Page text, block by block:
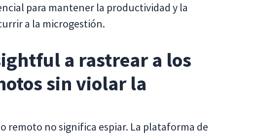
para mantener la productividad y la
a la microgestión.
a rastrear a los
sin violar la
remoto no significa espiar. La plataforma de